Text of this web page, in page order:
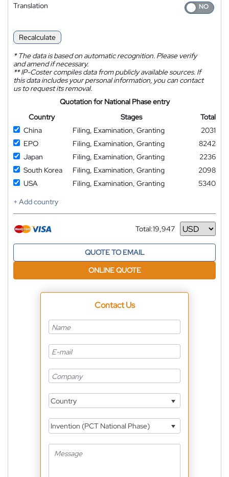
Translation
Recalculate
*The data is based on automatic recognition. Please verify
and amend if necessary.
**IP-Coster compiles data from publicly available sources. If
this data includes your personal information, you can contact
us to request its removal.
Quotation for National Phase entry
Country
Stages
Total
China
Filing, Examination, Granting
2031
EPO
Filing, Examination, Granting
8242
Japan
Filing, Examination, Granting
2236
South Korea
Filing, Examination, Granting
2098
USA
Filing, Examination, Granting
5340
+ Add country
Total:19,947
Currency
QUOTE TO EMAIL
ONLINE QUOTE
Contact Us
Country
Invention (PCT National Phase)